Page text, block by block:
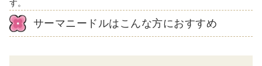
す。
サーマニードルはこんな方におすすめ